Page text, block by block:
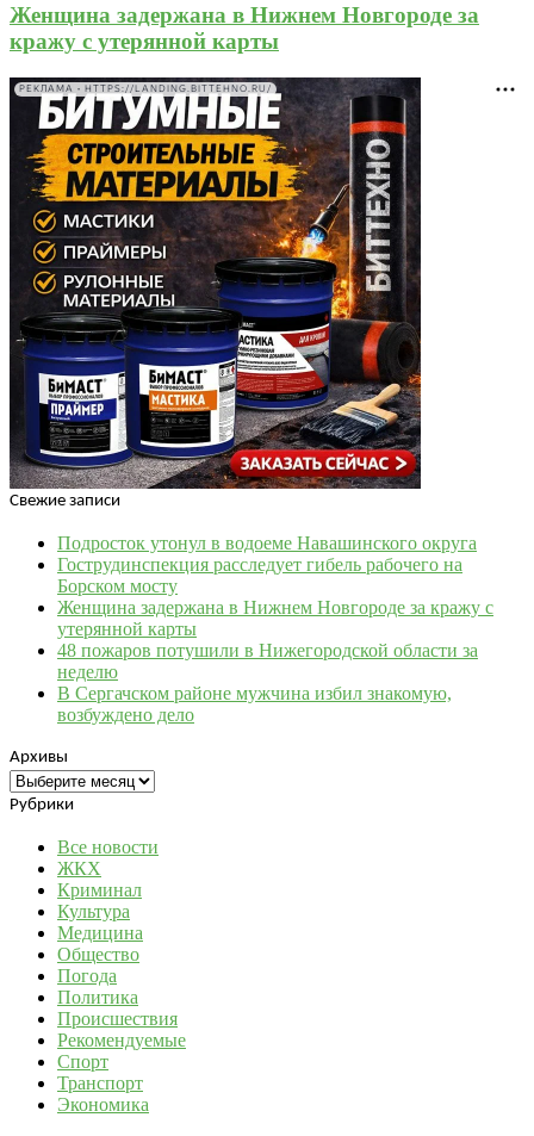
Женщина задержана в Нижнем Новгороде за
кражу с утерянной карты
РЕКЛАМА • HTTPS://LANDING.BITTEHNO.RU/
Свежие записи
Подросток утонул в водоеме Навашинского округа
Гострудинспекция расследует гибель рабочего на
Борском мосту
Женщина задержана в Нижнем Новгороде за кражу с
утерянной карты
48 пожаров потушили в Нижегородской области за
неделю
В Сергачском районе мужчина избил знакомую,
возбуждено дело
Архивы
Архивы
Рубрики
Все новости
ЖКХ
Криминал
Культура
Медицина
Общество
Погода
Политика
Происшествия
Рекомендуемые
Спорт
Транспорт
Экономика